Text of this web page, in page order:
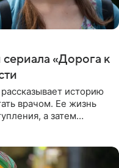
«Дорога к
историю
врачом. Ее жизнь
а затем